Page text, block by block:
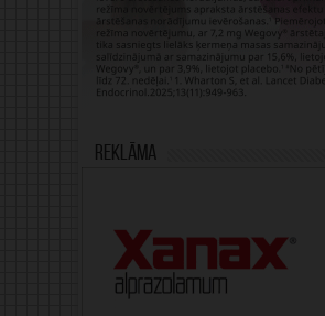
Reklāma